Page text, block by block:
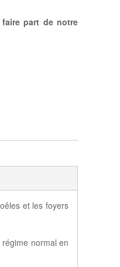
part de notre
et les foyers
normal en